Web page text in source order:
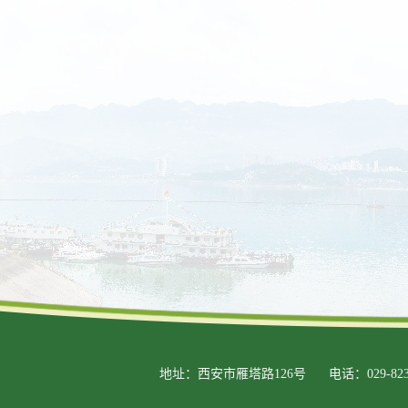
地址：西安市雁塔路126号 电话：029-